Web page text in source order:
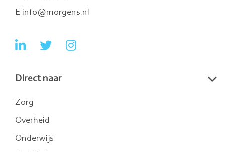
E info@morgens.nl
Ga
LinkedIn
Ga
Twitter
Ga
Direct naar
Zorg
Overheid
Onderwijs